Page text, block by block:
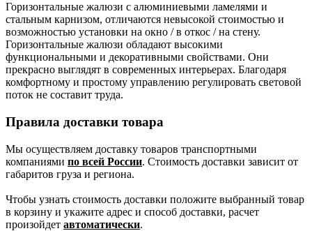
Горизонтальные жалюзи с алюминиевыми ламелями и
стальным карнизом, отличаются невысокой стоимостью и
возможностью установки на окно / в откос / на стену.
Горизонтальные жалюзи обладают высокими
функциональными и декоративными свойствами. Они
прекрасно выглядят в современных интерьерах. Благодаря
комфортному и простому управлению регулировать световой
поток не составит труда.
Правила доставки товара
Мы осуществляем доставку товаров транспортными
компаниями по всей России. Стоимость доставки зависит от
габаритов груза и региона.
Чтобы узнать стоимость доставки положите выбранный товар
в корзину и укажите адрес и способ доставки, расчет
произойдет автоматически.